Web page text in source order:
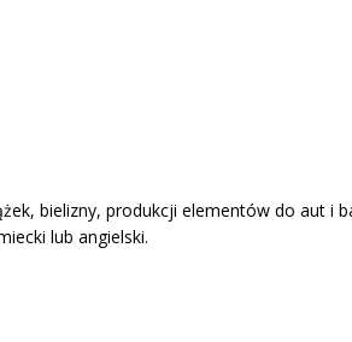
bielizny, produkcji elementów do aut i
lub angielski.